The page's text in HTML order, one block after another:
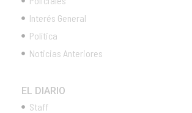
Interés General
Política
Noticias Anteriores
EL DIARIO
Staff